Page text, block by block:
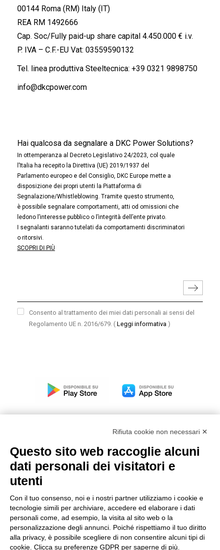
00144 Roma (RM) Italy (IT)
REA RM 1492666
Cap. Soc/Fully paid-up share capital 4.450.000 € i.v.
P. IVA – C.F.-EU Vat: 03559590132
Tel. linea produttiva Steeltecnica: +39 0321 9898750
info@dkcpower.com
Hai qualcosa da segnalare a DKC Power Solutions?
In ottemperanza al Decreto Legislativo 24/2023, col quale
l’Italia ha recepito la Direttiva (UE) 2019/1937 del
Parlamento europeo e del Consiglio, DKC Europe mette a
disposizione dei propri utenti la Piattaforma di
Segnalazione/Whistleblowing. Tramite questo strumento,
è possibile segnalare comportamenti, atti od omissioni che
ledono l’interesse pubblico o l’integrità dell’ente privato.
I segnalanti saranno tutelati da comportamenti discriminatori
o ritorsivi.
SCOPRI DI PIÙ
Consento al trattamento dei miei dati personali ai sensi del
Regolamento UE n. 2016/679. ( Leggi informativa )
Modello organizzativo, gestione e controllo – D. lgs.
231/2001
Condizioni generali di vendita DKC Power Solutions
Condizioni generali di acquisto
Codice etico
Rifiuta cookie non necessari ✕
Questo sito web raccoglie alcuni
dati personali dei visitatori e
utenti
Con il tuo consenso, noi e i nostri partner utilizziamo i cookie e
tecnologie simili per archiviare, accedere ed elaborare i dati
personali come, ad esempio, la visita al sito web o la
personalizzazione degli annunci. Poiché rispettiamo il tuo diritto
alla privacy, è possibile scegliere di non consentire alcuni tipi di
cookie. Clicca su preferenze GDPR per saperne di più.